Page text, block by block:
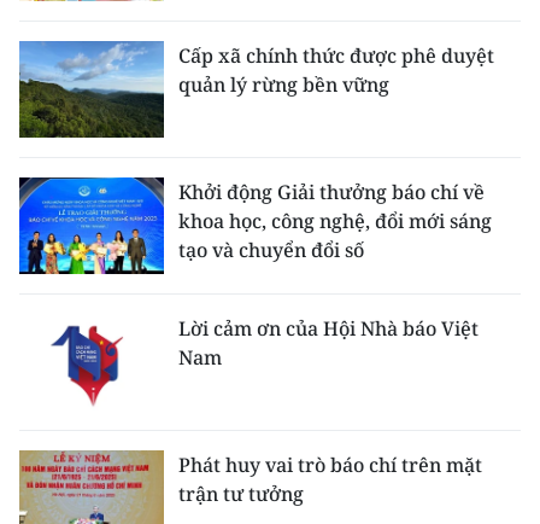
Cấp xã chính thức được phê duyệt
quản lý rừng bền vững
Khởi động Giải thưởng báo chí về
khoa học, công nghệ, đổi mới sáng
tạo và chuyển đổi số
Lời cảm ơn của Hội Nhà báo Việt
Nam
Phát huy vai trò báo chí trên mặt
trận tư tưởng